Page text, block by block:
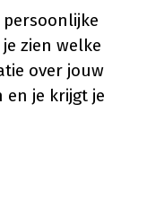
zien welke
over jouw
en je krijgt je